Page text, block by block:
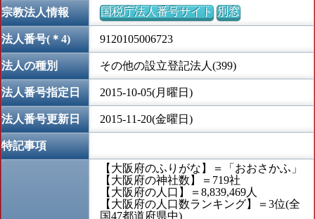
宗教法人情報 国税庁法人番号サイト 別窓
法人番号(＊4) 9120105006723
法人の種別 その他の設立登記法人(399)
法人番号指定日 2015-10-05(月曜日)
法人番号更新日 2015-11-20(金曜日)
特記事項
【大阪府のふりがな】＝「おおさかふ」
【大阪府の神社数】＝719社
【大阪府の人口】＝8,839,469人
【大阪府の人口数ランキング】＝3位(全
国47都道府県中)